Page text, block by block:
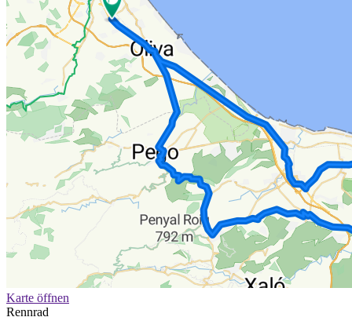
Karte öffnen
Rennrad